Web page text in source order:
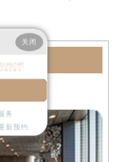
关闭
务
新预约